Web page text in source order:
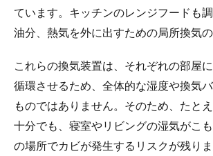
ています。キッチンのレンジフードも
油分、熱気を外に出すための局所換気の
これらの換気装置は、それぞれの部屋
循環させるため、全体的な湿度や換気
ものではありません。そのため、たと
十分でも、寝室やリビングの湿気がこ
の場所でカビが発生するリスクが残りま